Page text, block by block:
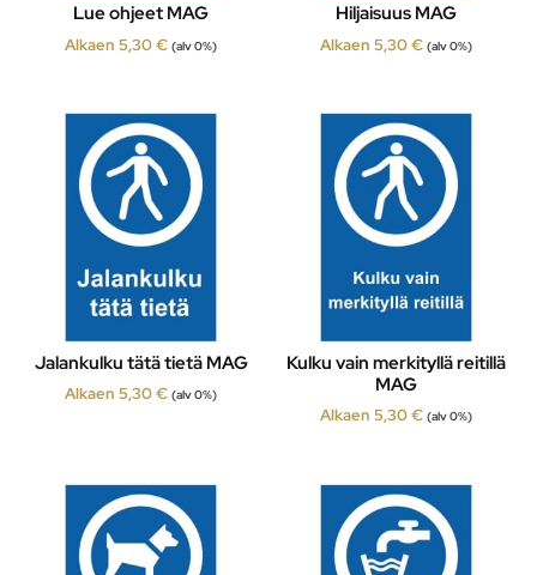
Lue ohjeet MAG
Alkaen5,30€ (alv 0%)
Hiljaisuus MAG
Alkaen 5,30€ (alv 0%)
Jalankulku tätä tietä MAG
Alkaen5,30€ (alv 0%)
Kulku vain merkityllä reitillä
MAG
Alkaen 5,30€ (alv 0%)